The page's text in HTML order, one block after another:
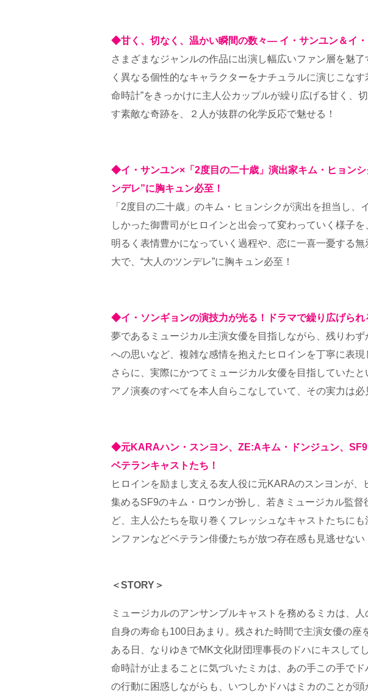
◆甘く、切なく、温かい瞬間の数々― イ・サンユン＆イ・
さまざまなジャンルの作品に出演し幅広いファン層を魅
く異なる個性的なキャラクターをナチュラルに演じこな
命時計”をきっかけに主人公カップルが繰り広げる甘く、
す素敵な奇跡を、２人が抜群の化学反応で魅せる！
◆イ・サンユン×「2度目の二十歳」演出家キム・ヒョン
ンデレ”に胸キュン必至！
「2度目の二十歳」のキム・ヒョンシクが演出を担当し
しかった御曹司がヒロインと出会って変わっていく様子
明るく表情豊かになっていく過程や、恋に一喜一憂する
大で、“大人のツンデレ”に胸キュン必至！
◆イ・ソンギョンの演技力が光る！ドラマで繰り広げられ
夢であるミュージカル主演女優を目指しながら、残りわ
への思いなど、複雑な感情を抱えたヒロインを丁寧に表
さらに、実際にかつてミュージカル女優を目指していた
アノ演奏のすべてを本人自らこなしていて、その実力は必
◆元KARAハン・スンヨン、ZE:Aキム・ドンジュン、
ベテランキャストたち！
ヒロインを励まし支える友人役に元KARAのスンヨンが
集めるSF9のキム・ロウンが扮し、若きミュージカル監
ど、主人公たちを取り巻くフレッシュなキャストたちに
ンファンなどベテラン俳優たちが放つ存在感も見逃せない
＜STORY＞
ミュージカルのアンサンブルキャストを務めるミカは、
自身の寿命も100日あまり。残された時間で主演女優の
ある日、なりゆきでMK文化財団理事長のドハにキスして
命時計が止まることに気づいたミカは、あの手この手で
の行動に困惑しながらも、いつしかドハはミカのことが頭